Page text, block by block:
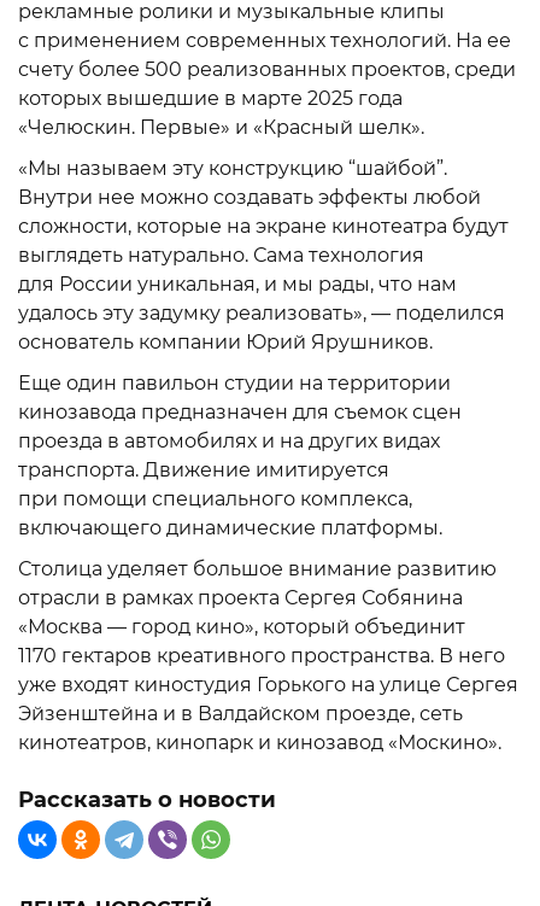
рекламные ролики и музыкальные клипы
с применением современных технологий. На ее
счету более 500 реализованных проектов, среди
которых вышедшие в марте 2025 года
«Челюскин. Первые» и «Красный шелк».
«Мы называем эту конструкцию “шайбой”.
Внутри нее можно создавать эффекты любой
сложности, которые на экране кинотеатра будут
выглядеть натурально. Сама технология
для России уникальная, и мы рады, что нам
удалось эту задумку реализовать», — поделился
основатель компании Юрий Ярушников.
Еще один павильон студии на территории
кинозавода предназначен для съемок сцен
проезда в автомобилях и на других видах
транспорта. Движение имитируется
при помощи специального комплекса,
включающего динамические платформы.
Столица уделяет большое внимание развитию
отрасли в рамках проекта Сергея Собянина
«Москва — город кино», который объединит
1170 гектаров креативного пространства. В него
уже входят киностудия Горького на улице Сергея
Эйзенштейна и в Валдайском проезде, сеть
кинотеатров, кинопарк и кинозавод «Москино».
Рассказать о новости